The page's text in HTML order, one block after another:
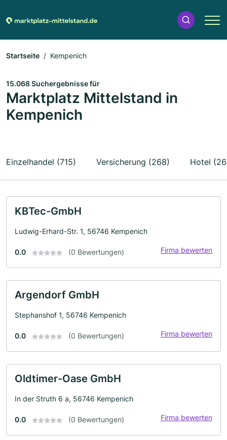
Startseite Kempenich
15.068 Suchergebnisse für
Marktplatz Mittelstand in
Kempenich
Einzelhandel (715) Versicherung (268) Hotel
KBTec-GmbH
Ludwig-Erhard-Str. 1, 56746 Kempenich
0.0 (0 Bewertungen) Firma bewerten
Argendorf GmbH
Stephanshof 1, 56746 Kempenich
0.0 (0 Bewertungen) Firma bewerten
Oldtimer-Oase GmbH
In der Struth 6 a, 56746 Kempenich
0.0 (0 Bewertungen) Firma bewerten